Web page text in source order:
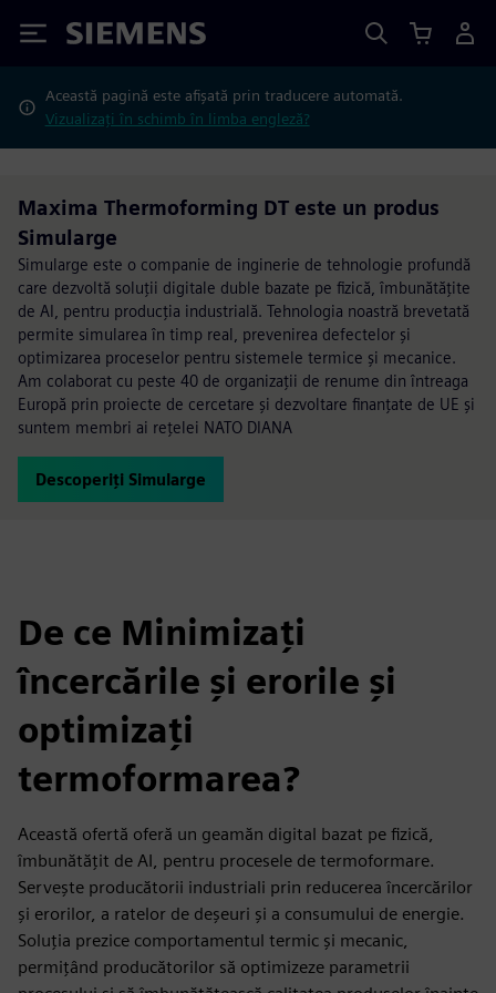
Siemens
Această pagină este afișată prin traducere automată.
Vizualizați în schimb în limba engleză?
Maxima Thermoforming DT este un produs
Simularge
Simularge este o companie de inginerie de tehnologie profundă
care dezvoltă soluții digitale duble bazate pe fizică, îmbunătățite
de AI, pentru producția industrială. Tehnologia noastră brevetată
permite simularea în timp real, prevenirea defectelor și
optimizarea proceselor pentru sistemele termice și mecanice.
Am colaborat cu peste 40 de organizații de renume din întreaga
Europă prin proiecte de cercetare și dezvoltare finanțate de UE și
suntem membri ai rețelei NATO DIANA
Descoperiți Simularge
De ce Minimizați
încercările și erorile și
optimizați
termoformarea?
Această ofertă oferă un geamăn digital bazat pe fizică,
îmbunătățit de AI, pentru procesele de termoformare.
Servește producătorii industriali prin reducerea încercărilor
și erorilor, a ratelor de deșeuri și a consumului de energie.
Soluția prezice comportamentul termic și mecanic,
permițând producătorilor să optimizeze parametrii